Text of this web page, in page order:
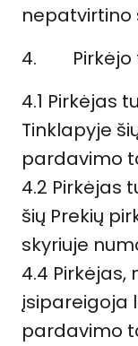
nepatvirtino
4.
4.1 Pirkėjas
Tinklapyje
pardavimo
4.2 Pirkėjas
šių Prekių
skyriuje
4.4
įsipareigoja
pardavimo